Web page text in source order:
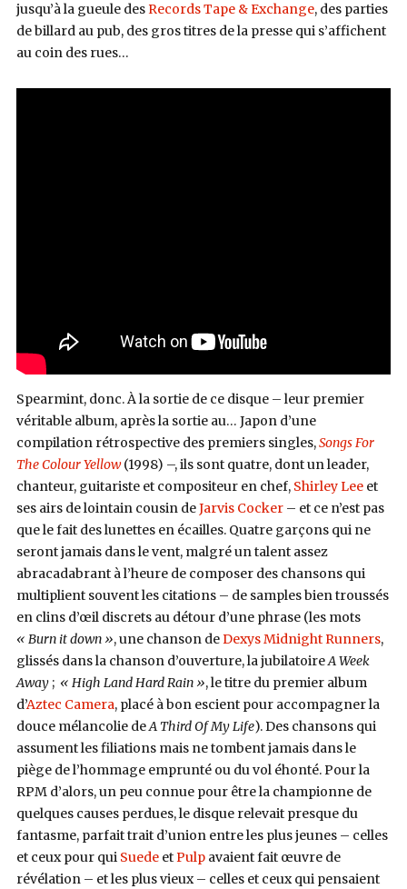
jusqu’à la gueule desRecords Tape & Exchange, des parties
de billard au pub, des gros titres de la presse qui s’affichent
au coin des rues…
Spearmint, donc. À la sortie de ce disque – leur premier
véritable album, après la sortie au… Japon d’une
compilation rétrospective des premiers singles,Songs For
The Colour Yellow(1998) –, ils sont quatre, dont un leader,
chanteur, guitariste et compositeur en chef, Shirley Leeet
ses airs de lointain cousin deJarvis Cocker– et ce n’est pas
que le fait des lunettes en écailles. Quatre garçons qui ne
seront jamais dans le vent, malgré un talent assez
abracadabrant à l’heure de composer des chansons qui
multiplient souvent les citations – de samples bien troussés
en clins d’œil discrets au détour d’une phrase (les mots
« Burn it down », une chanson deDexys Midnight Runners,
glissés dans la chanson d’ouverture, la jubilatoireA Week
Away; « High Land Hard Rain », le titre du premier album
d’Aztec Camera, placé à bon escient pour accompagner la
douce mélancolie deA Third Of My Life). Des chansons qui
assument les filiations mais ne tombent jamais dans le
piège de l’hommage emprunté ou du vol éhonté. Pour la
RPM d’alors, un peu connue pour être la championne de
quelques causes perdues, le disque relevait presque du
fantasme, parfait trait d’union entre les plus jeunes – celles
et ceux pour qui SuedeetPulpavaient fait œuvre de
révélation – et les plus vieux – celles et ceux qui pensaient